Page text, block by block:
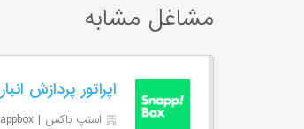
مشاغل مشابه
اپراتور پردازش انبار
اسنپ باکس | Snappbox